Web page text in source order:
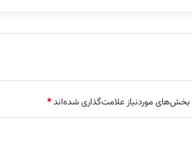
بخش‌های موردنیاز علامت‌گذاری شده‌اند*